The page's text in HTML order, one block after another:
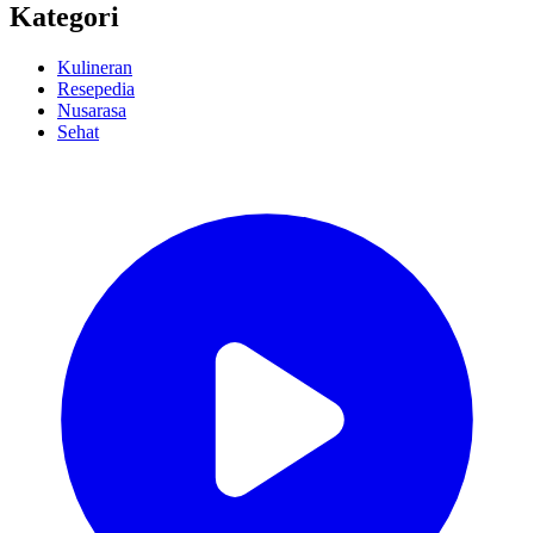
Kategori
Kulineran
Resepedia
Nusarasa
Sehat